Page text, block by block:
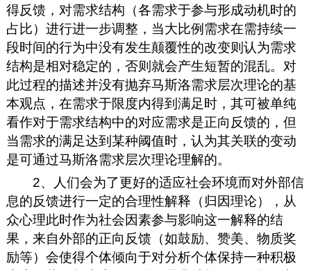
得反馈，对需求结构（各需求于参与形成动机时的
占比）进行进一步调整，当大比例需求在需持续一
段时间的行为中没有发生颠覆性的改变则认为需求
结构是相对稳定的，否则就会产生短暂的混乱。对
此过程的描述并没有抛弃马斯洛需求层次理论的基
本观点，在需求于限度内得到满足时，其可被单纯
看作对于需求结构中的对应需求是正向反馈的，但
当需求的满足达到某种阈值时，认为其关联的变动
是可通过马斯洛需求层次理论理解的。
2、人们会为了更好的适应社会环境而对外部信
息的反馈进行一定的合理性解释（归因理论），从
众心理此时作为社会因素参与影响这一解释的结
果，来自外部的正向反馈（如鼓励、赞美、物质奖
励等）会使得个体倾向于对分析个体保持一种积极